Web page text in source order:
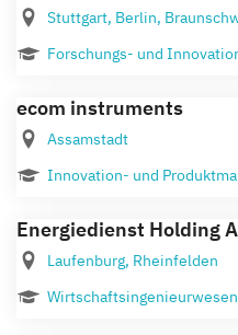
Stuttgart, Berlin,
Forschungs- und
ecom instruments
Assamstadt
Innovation- und
Energiedienst Holding
Laufenburg, Rheinfelden